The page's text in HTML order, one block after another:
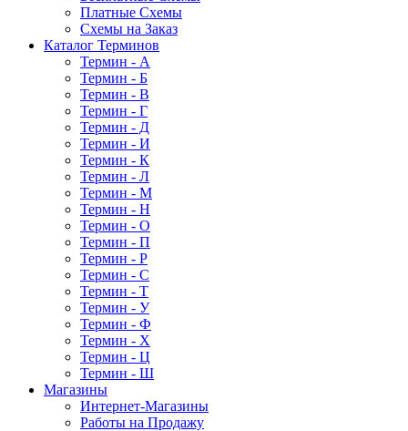
Платные Схемы
Схемы на Заказ
Каталог Терминов
Термин - А
Термин - Б
Термин - В
Термин - Г
Термин - Д
Термин - И
Термин - К
Термин - Л
Термин - М
Термин - Н
Термин - О
Термин - П
Термин - Р
Термин - С
Термин - Т
Термин - У
Термин - Ф
Термин - Х
Термин - Ц
Термин - Ш
Магазины
Интернет-Магазины
Работы на Продажу